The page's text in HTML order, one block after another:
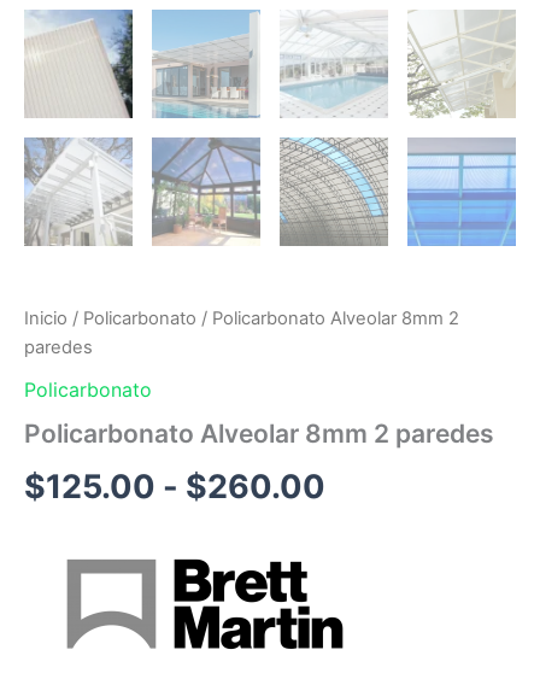
Inicio / Policarbonato / Policarbonato Alveolar 8mm 2
paredes
Policarbonato
Policarbonato Alveolar 8mm 2 paredes
$125.00 - $260.00